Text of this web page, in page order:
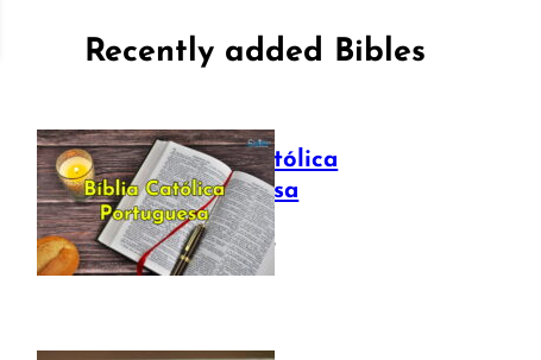
Recently added Bibles
Bíblia Católica
Portuguesa
July 16, 2025